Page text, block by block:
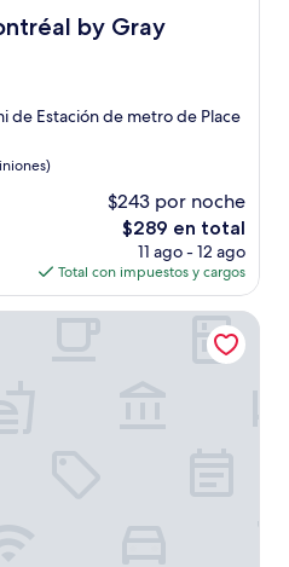
by Gray
Gray Collection
de Estación de metro de Place
$243 por noche
El
precio
actual
es
de
$289 en total
11 ago - 12 ago
Total con impuestos y cargos